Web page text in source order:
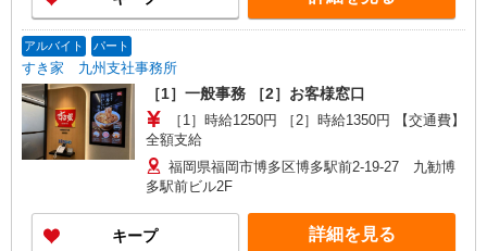
アルバイト パート
すき家 九州支社事務所
［1］一般事務 ［2］お客様窓口
［1］時給1250円 ［2］時給1350円 【交通費】
全額支給
福岡県福岡市博多区博多駅前2-19-27 九勧博
多駅前ビル2F
キープ 詳細を見る